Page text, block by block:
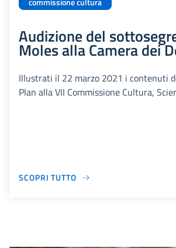
commissione cultura
Audizione del
Moles alla Camera dei
Illustrati il 22 marzo 2021 i contenuti
Plan alla VII Commissione Cultura,
SCOPRI TUTTO